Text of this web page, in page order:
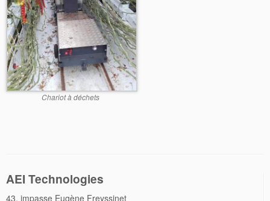
Chariot à déchets
AEI Technologies
43, impasse Eugène Freyssinet